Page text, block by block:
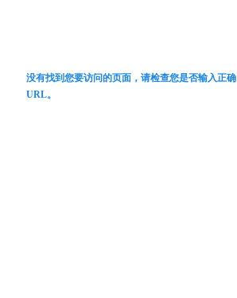
没有找到您要访问的页面，请检查您是否输入正确
URL。